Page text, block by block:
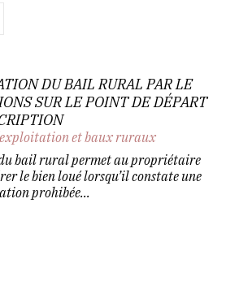
DU BAIL RURAL PAR LE
SUR LE POINT DE DÉPART
et baux ruraux
bail rural permet au propriétaire
le bien loué lorsqu’il constate une
prohibée...